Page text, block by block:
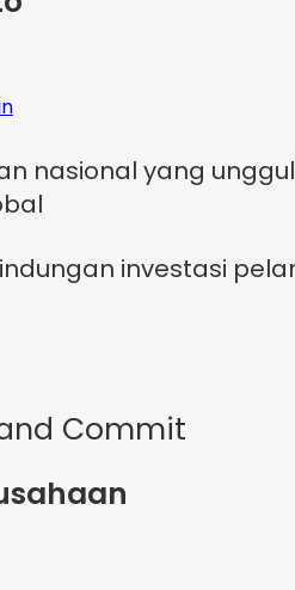
nasional yang
investasi
Commit